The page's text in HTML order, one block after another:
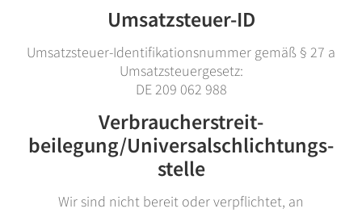
Umsatzsteuer-ID
Umsatzsteuer-Identifikationsnummer gemäß § 27 a
Umsatzsteuergesetz:
DE 209 062 988
Verbraucher­streit­
beilegung/Universal­schlichtungs­
stelle
Wir sind nicht bereit oder verpflichtet, an